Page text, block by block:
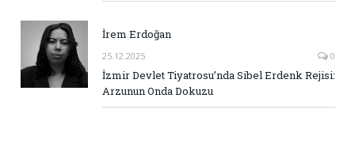
İrem Erdoğan
25.12.2025 0
İzmir Devlet Tiyatrosu’nda Sibel Erdenk Rejisi:
Arzunun Onda Dokuzu